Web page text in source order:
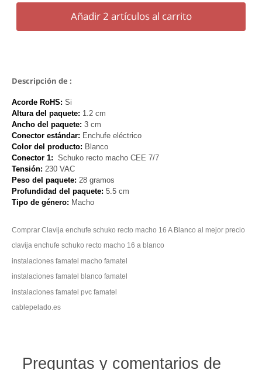
Añadir2 artículos al carrito
Descripción de :
Acorde RoHS: Si
Altura del paquete: 1.2 cm
Ancho del paquete: 3 cm
Conector estándar: Enchufe eléctrico
Color del producto: Blanco
Conector 1: Schuko recto macho CEE 7/7
Tensión: 230 VAC
Peso del paquete: 28 gramos
Profundidad del paquete: 5.5 cm
Tipo de género: Macho
Comprar Clavija enchufe schuko recto macho 16 A Blanco al mejor precio
clavija enchufe schuko recto macho 16 a blanco
instalaciones famatel macho famatel
instalaciones famatel blanco famatel
instalaciones famatel pvc famatel
cablepelado.es
Preguntas y comentarios de